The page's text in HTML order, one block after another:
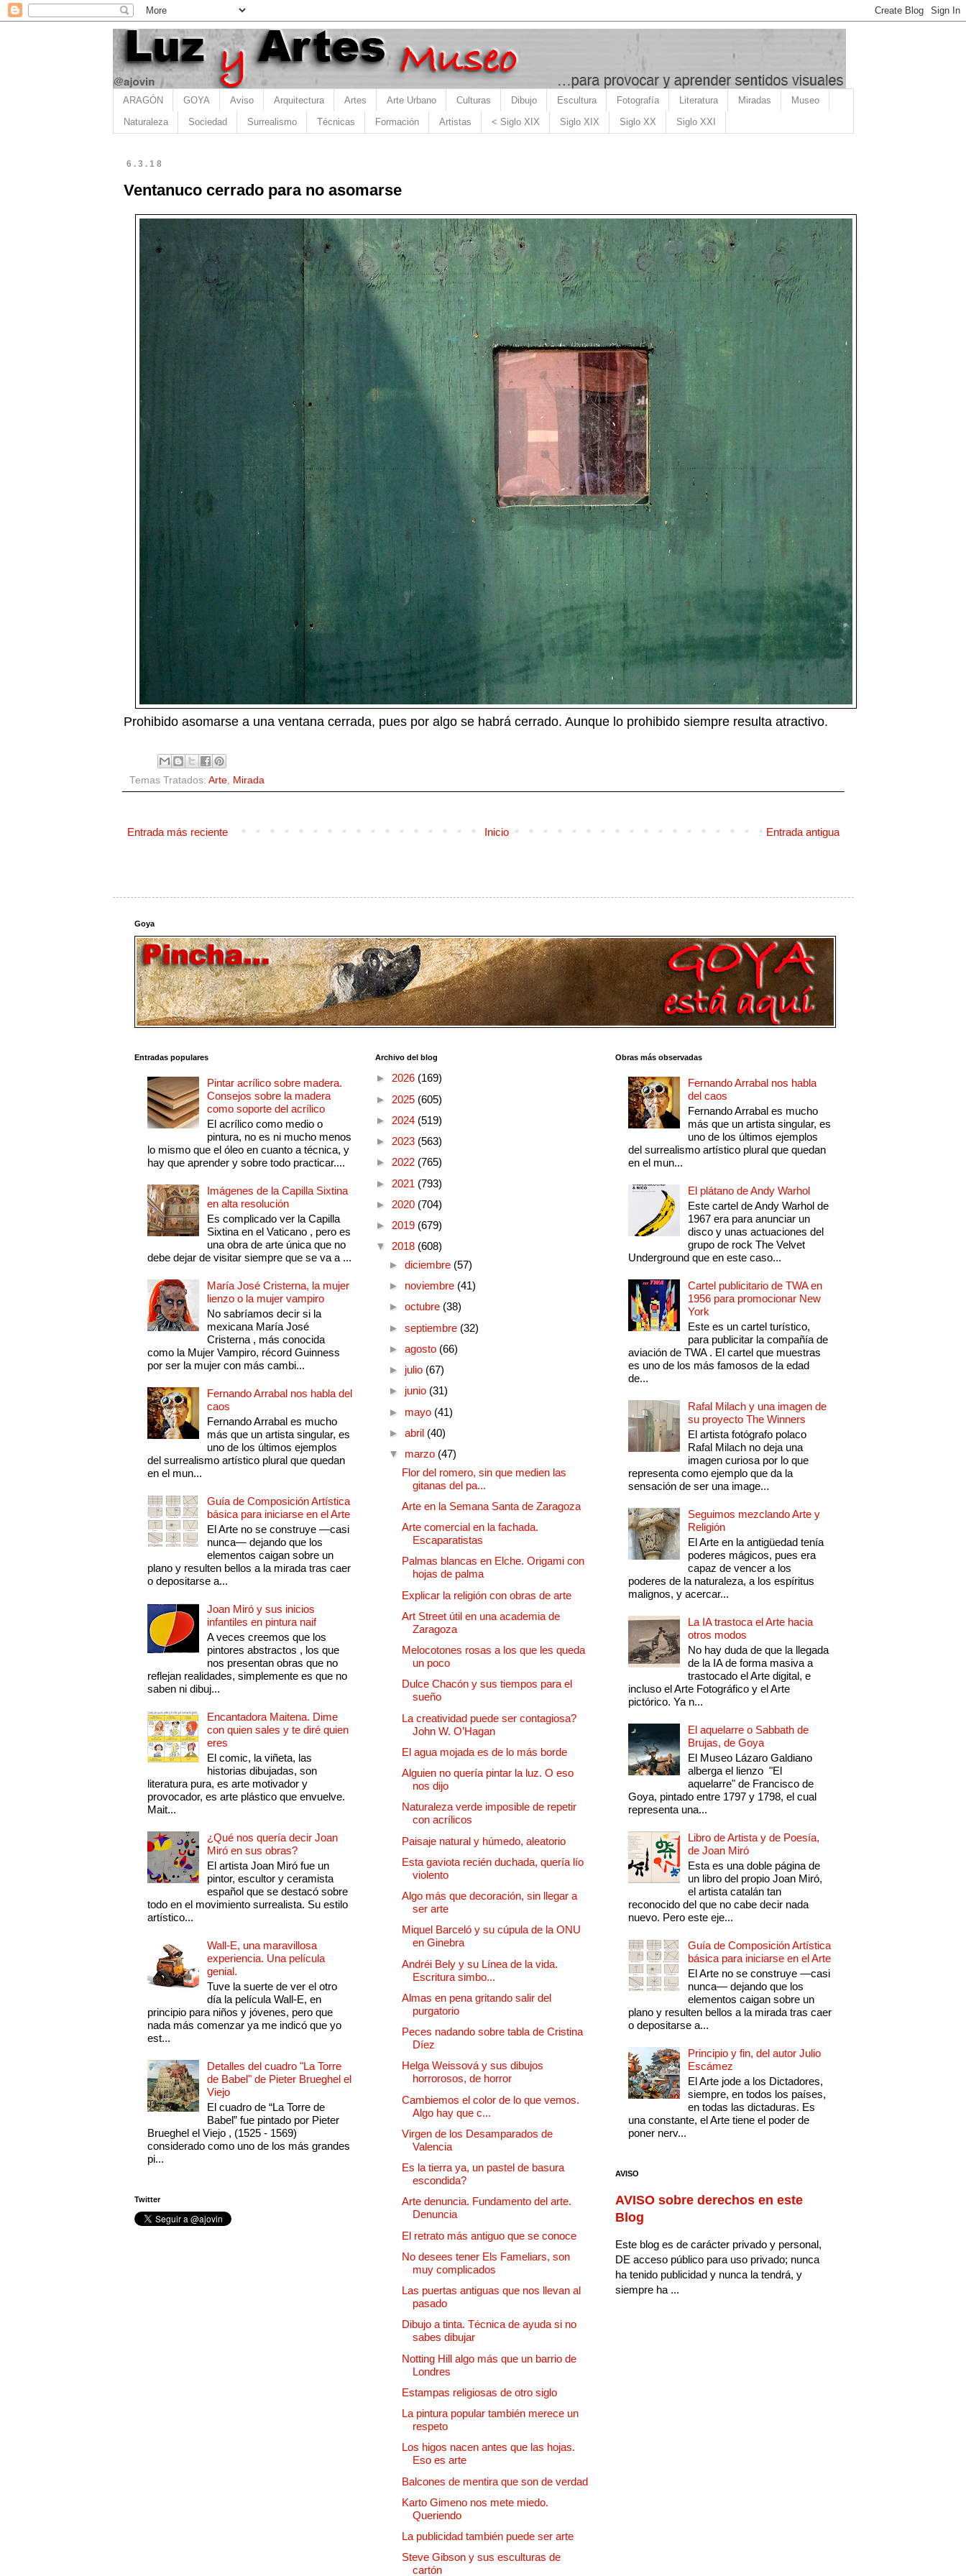
ARAGÓN GOYA Aviso Arquitectura Artes Arte Urbano Culturas Dibujo Escultura Fotografía Literatura Miradas Museo
Naturaleza Sociedad Surrealismo Técnicas Formación Artistas < Siglo XIX Siglo XIX Siglo XX Siglo XXI
6.3.18
Ventanuco cerrado para no asomarse
Prohibido asomarse a una ventana cerrada, pues por algo se habrá cerrado. Aunque lo prohibido siempre resulta atractivo.
Temas Tratados: Arte, Mirada
Entrada más reciente Entrada antigua
Inicio
Goya
Entradas populares
Pintar acrílico sobre madera.
Consejos sobre la madera
como soporte del acrílico
El acrílico como medio o
pintura, no es ni mucho menos
lo mismo que el óleo en cuanto a técnica, y
hay que aprender y sobre todo practicar....
Imágenes de la Capilla Sixtina
en alta resolución
Es complicado ver la Capilla
Sixtina en el Vaticano , pero es
una obra de arte única que no
debe dejar de visitar siempre que se va a ...
María José Cristerna, la mujer
lienzo o la mujer vampiro
No sabríamos decir si la
mexicana María José
Cristerna , más conocida
como la Mujer Vampiro, récord Guinness
por ser la mujer con más cambi...
Fernando Arrabal nos habla del
caos
Fernando Arrabal es mucho
más que un artista singular, es
uno de los últimos ejemplos
del surrealismo artístico plural que quedan
en el mun...
Guía de Composición Artística
básica para iniciarse en el Arte
El Arte no se construye —casi
nunca— dejando que los
elementos caigan sobre un
plano y resulten bellos a la mirada tras caer
o depositarse a...
Joan Miró y sus inicios
infantiles en pintura naif
A veces creemos que los
pintores abstractos , los que
nos presentan obras que no
reflejan realidades, simplemente es que no
saben ni dibuj...
Encantadora Maitena. Dime
con quien sales y te diré quien
eres
El comic, la viñeta, las
historias dibujadas, son
literatura pura, es arte motivador y
provocador, es arte plástico que envuelve.
Mait...
¿Qué nos quería decir Joan
Miró en sus obras?
El artista Joan Miró fue un
pintor, escultor y ceramista
español que se destacó sobre
todo en el movimiento surrealista. Su estilo
artístico...
Wall-E, una maravillosa
experiencia. Una película
genial.
Tuve la suerte de ver el otro
día la película Wall-E, en
principio para niños y jóvenes, pero que
nada más comenzar ya me indicó que yo
est...
Detalles del cuadro "La Torre
de Babel" de Pieter Brueghel el
Viejo
El cuadro de “La Torre de
Babel” fue pintado por Pieter
Brueghel el Viejo , (1525 - 1569)
considerado como uno de los más grandes
pi...
Twitter
Archivo del blog
► 2026 (169)
► 2025 (605)
► 2024 (519)
► 2023 (563)
► 2022 (765)
► 2021 (793)
► 2020 (704)
► 2019 (679)
▼ 2018 (608)
► diciembre (57)
► noviembre (41)
► octubre (38)
► septiembre (32)
► agosto (66)
► julio (67)
► junio (31)
► mayo (41)
► abril (40)
▼ marzo (47)
Flor del romero, sin que medien las
gitanas del pa...
Arte en la Semana Santa de Zaragoza
Arte comercial en la fachada.
Escaparatistas
Palmas blancas en Elche. Origami con
hojas de palma
Explicar la religión con obras de arte
Art Street útil en una academia de
Zaragoza
Melocotones rosas a los que les queda
un poco
Dulce Chacón y sus tiempos para el
sueño
La creatividad puede ser contagiosa?
John W. O’Hagan
El agua mojada es de lo más borde
Alguien no quería pintar la luz. O eso
nos dijo
Naturaleza verde imposible de repetir
con acrílicos
Paisaje natural y húmedo, aleatorio
Esta gaviota recién duchada, quería lío
violento
Algo más que decoración, sin llegar a
ser arte
Miquel Barceló y su cúpula de la ONU
en Ginebra
Andréi Bely y su Línea de la vida.
Escritura simbo...
Almas en pena gritando salir del
purgatorio
Peces nadando sobre tabla de Cristina
Díez
Helga Weissová y sus dibujos
horrorosos, de horror
Cambiemos el color de lo que vemos.
Algo hay que c...
Virgen de los Desamparados de
Valencia
Es la tierra ya, un pastel de basura
escondida?
Arte denuncia. Fundamento del arte.
Denuncia
El retrato más antiguo que se conoce
No desees tener Els Fameliars, son
muy complicados
Las puertas antiguas que nos llevan al
pasado
Dibujo a tinta. Técnica de ayuda si no
sabes dibujar
Notting Hill algo más que un barrio de
Londres
Estampas religiosas de otro siglo
La pintura popular también merece un
respeto
Los higos nacen antes que las hojas.
Eso es arte
Balcones de mentira que son de verdad
Karto Gimeno nos mete miedo.
Queriendo
La publicidad también puede ser arte
Steve Gibson y sus esculturas de
cartón
Obras más observadas
Fernando Arrabal nos habla
del caos
Fernando Arrabal es mucho
más que un artista singular, es
uno de los últimos ejemplos
del surrealismo artístico plural que quedan
en el mun...
El plátano de Andy Warhol
Este cartel de Andy Warhol de
1967 era para anunciar un
disco y unas actuaciones del
grupo de rock The Velvet
Underground que en este caso...
Cartel publicitario de TWA en
1956 para promocionar New
York
Este es un cartel turístico,
para publicitar la compañía de
aviación de TWA . El cartel que muestras
es uno de los más famosos de la edad
de...
Rafal Milach y una imagen de
su proyecto The Winners
El artista fotógrafo polaco
Rafal Milach no deja una
imagen curiosa por lo que
representa como ejemplo que da la
sensación de ser una image...
Seguimos mezclando Arte y
Religión
El Arte en la antigüedad tenía
poderes mágicos, pues era
capaz de vencer a los
poderes de la naturaleza, a los espíritus
malignos, y acercar...
La IA trastoca el Arte hacia
otros modos
No hay duda de que la llegada
de la IA de forma masiva a
trastocado el Arte digital, e
incluso el Arte Fotográfico y el Arte
pictórico. Ya n...
El aquelarre o Sabbath de
Brujas, de Goya
El Museo Lázaro Galdiano
alberga el lienzo "El
aquelarre" de Francisco de
Goya, pintado entre 1797 y 1798, el cual
representa una...
Libro de Artista y de Poesía,
de Joan Miró
Esta es una doble página de
un libro del propio Joan Miró,
el artista catalán tan
reconocido del que no cabe decir nada
nuevo. Pero este eje...
Guía de Composición Artística
básica para iniciarse en el Arte
El Arte no se construye —casi
nunca— dejando que los
elementos caigan sobre un
plano y resulten bellos a la mirada tras caer
o depositarse a...
Principio y fin, del autor Julio
Escámez
El Arte jode a los Dictadores,
siempre, en todos los países,
en todas las dictaduras. Es
una constante, el Arte tiene el poder de
poner nerv...
AVISO
AVISO sobre derechos en este
Blog
Este blog es de carácter privado y personal,
DE acceso público para uso privado; nunca
ha tenido publicidad y nunca la tendrá, y
siempre ha ...